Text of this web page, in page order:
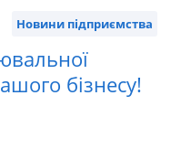
Новини підприємства
бізнесу!